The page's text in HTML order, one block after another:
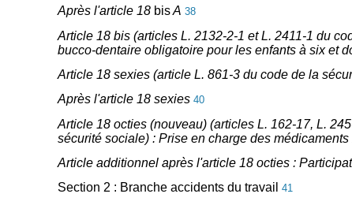
Après l'article 18 bisA 38
Article 18 bis (articles L. 2132-2-1 et L. 2411-1 du
bucco-dentaire obligatoire pour les enfants à six et
Article 18 sexies (article L. 861-3 du code de la
Après l'article 18 sexies 40
Article 18 octies (nouveau) (articles L. 162-17, L.
sécurité sociale) : Prise en charge des
Article additionnel après l'article 18 octies :
Section 2 : Branche accidents du travail 41